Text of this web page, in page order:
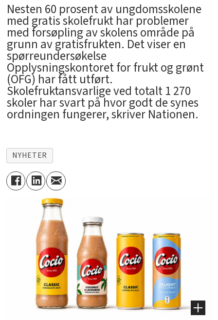
Nesten 60 prosent av ungdomsskolene
med gratis skolefrukt har problemer
med forsøpling av skolens område på
grunn av gratisfrukten. Det viser en
spørreundersøkelse
Opplysningskontoret for frukt og grønt
(OFG) har fått utført.
Skolefruktansvarlige ved totalt 1 270
skoler har svart på hvor godt de synes
ordningen fungerer, skriver Nationen.
NYHETER